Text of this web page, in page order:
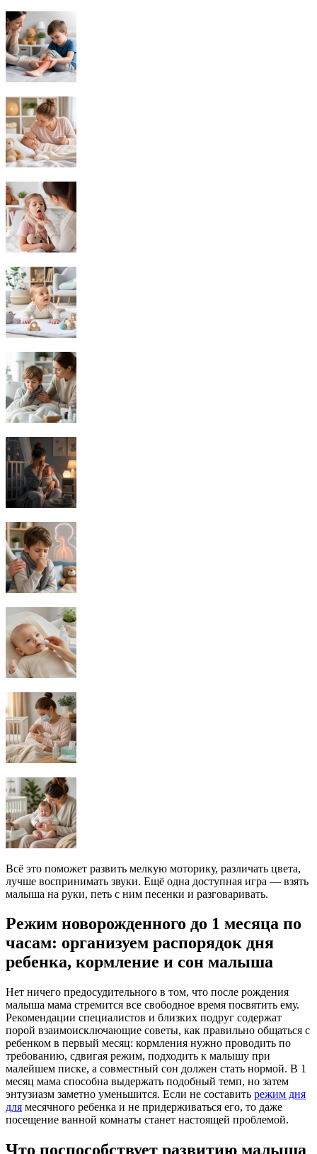
Всё это поможет развить мелкую моторику, различать цвета,
лучше воспринимать звуки. Ещё одна доступная игра — взять
малыша на руки, петь с ним песенки и разговаривать.
Режим новорожденного до 1 месяца по
часам: организуем распорядок дня
ребенка, кормление и сон малыша
Нет ничего предосудительного в том, что после рождения
малыша мама стремится все свободное время посвятить ему.
Рекомендации специалистов и близких подруг содержат
порой взаимоисключающие советы, как правильно общаться с
ребенком в первый месяц: кормления нужно проводить по
требованию, сдвигая режим, подходить к малышу при
малейшем писке, а совместный сон должен стать нормой. В 1
месяц мама способна выдержать подобный темп, но затем
энтузиазм заметно уменьшится. Если не составить режим дня
для месячного ребенка и не придерживаться его, то даже
посещение ванной комнаты станет настоящей проблемой.
Что поспособствует развитию малыша